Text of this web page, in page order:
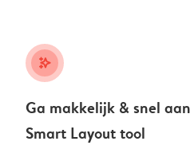
stars_plus
Ga makkelijk & snel
Smart Layout tool